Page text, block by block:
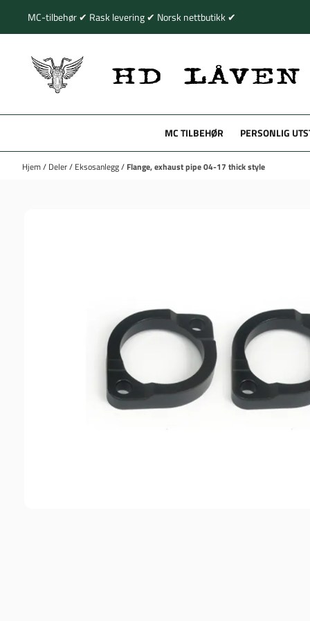
Hopp til innhold
MC-tilbehør ✔ Rask levering ✔ Norsk nettbutikk ✔
MC TILBEHØR PERSONLIG
Hjem/ Deler/ Eksosanlegg/ Flange, exhaust pipe 04-17 thick style